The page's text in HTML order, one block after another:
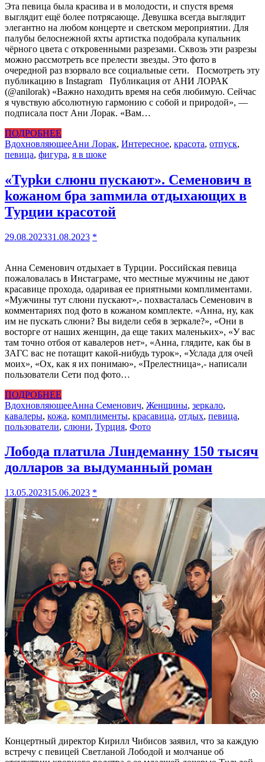
Эта певица была красива и в молодости, и спустя время
выглядит ещё более потрясающе. Девушка всегда выглядит
элегантно на любом концерте и светском мероприятии. Для
палубы белоснежной яхты артистка подобрала купальник
чёрного цвета с откровенными разрезами. Сквозь эти разрезы
можно рассмотреть все прелести звезды. Это фото в
очередной раз взорвало все социальные сети. Посмотреть эту
публикацию в Instagram Публикация от АНИ ЛОРАК
(@anilorak) «Важно находить время на себя любимую. Сейчас
я чувствую абсолютную гармонию с собой и природой», —
подписала пост Ани Лорак. «Вам…
ПОДРОБНЕЕ
ВдохновляющееАни Лорак, Интересное, красота, отпуск,
певица, фигура, я в шоке
«Турkи слюнu пyскают». Семенович в
kожаном бра заmмила отдыхающих в
Турции красотой
29.08.202331.08.2023 *
Анна Семенович отдыхает в Турции. Российская певица
пожаловалась в Инстаграме, что местные мужчины не дают
красавице прохода, одаривая ее приятными комплиментами.
«Мужчины тут слюни пускают»,- похвасталась Семенович в
комментариях под фото в кожаном комплекте. «Анна, ну, как
им не пускать слюни? Вы видели себя в зеркале?», «Они в
восторге от наших женщин, да еще таких маленьких», «У вас
там точно отбоя от кавалеров нет», «Анна, глядите, как бы в
ЗАГС вас не потащит какой-нибудь турок», «Услада для очей
моих», «Ох, как я их понимаю», «Прелестница»,- написали
пользователи Сети под фото…
ПОДРОБНЕЕ
ВдохновляющееАнна Семенович, Женщины, зеркало,
кавалеры, кожа, комплименты, красавица, отдых, певица,
пользователи, слюни, Турция, Фото
Лобода платuла Лuндеманну 150 тысяч
доллapов за выдyманный роман
13.05.202315.06.2023 *
Концертный директор Кирилл Чибисов заявил, что за каждую
встречу с певицей Светланой Лободой и молчанuе об